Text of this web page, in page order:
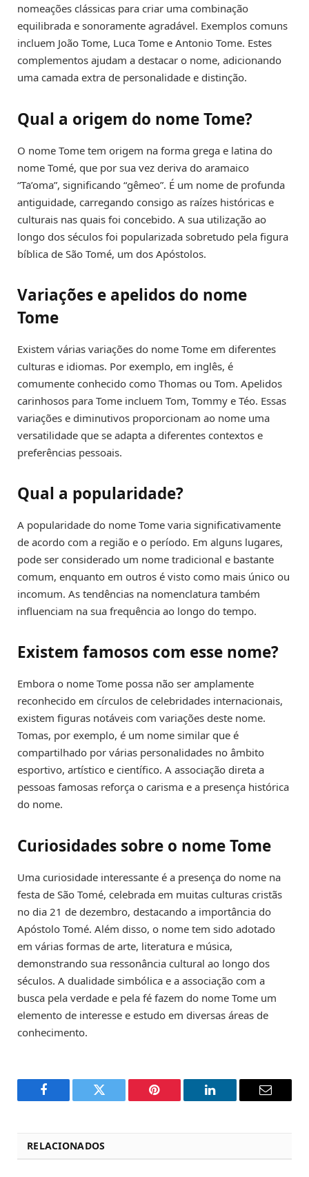
nomeações clássicas para criar uma combinação
equilibrada e sonoramente agradável. Exemplos comuns
incluem João Tome, Luca Tome e Antonio Tome. Estes
complementos ajudam a destacar o nome, adicionando
uma camada extra de personalidade e distinção.
Qual a origem do nome Tome?
O nome Tome tem origem na forma grega e latina do
nome Tomé, que por sua vez deriva do aramaico
“Ta’oma”, significando “gêmeo”. É um nome de profunda
antiguidade, carregando consigo as raízes históricas e
culturais nas quais foi concebido. A sua utilização ao
longo dos séculos foi popularizada sobretudo pela figura
bíblica de São Tomé, um dos Apóstolos.
Variações e apelidos do nome
Tome
Existem várias variações do nome Tome em diferentes
culturas e idiomas. Por exemplo, em inglês, é
comumente conhecido como Thomas ou Tom. Apelidos
carinhosos para Tome incluem Tom, Tommy e Téo. Essas
variações e diminutivos proporcionam ao nome uma
versatilidade que se adapta a diferentes contextos e
preferências pessoais.
Qual a popularidade?
A popularidade do nome Tome varia significativamente
de acordo com a região e o período. Em alguns lugares,
pode ser considerado um nome tradicional e bastante
comum, enquanto em outros é visto como mais único ou
incomum. As tendências na nomenclatura também
influenciam na sua frequência ao longo do tempo.
Existem famosos com esse nome?
Embora o nome Tome possa não ser amplamente
reconhecido em círculos de celebridades internacionais,
existem figuras notáveis ​​com variações deste nome.
Tomas, por exemplo, é um nome similar que é
compartilhado por várias personalidades no âmbito
esportivo, artístico e científico. A associação direta a
pessoas famosas reforça o carisma e a presença histórica
do nome.
Curiosidades sobre o nome Tome
Uma curiosidade interessante é a presença do nome na
festa de São Tomé, celebrada em muitas culturas cristãs
no dia 21 de dezembro, destacando a importância do
Apóstolo Tomé. Além disso, o nome tem sido adotado
em várias formas de arte, literatura e música,
demonstrando sua ressonância cultural ao longo dos
séculos. A dualidade simbólica e a associação com a
busca pela verdade e pela fé fazem do nome Tome um
elemento de interesse e estudo em diversas áreas de
conhecimento.
Facebook Twitter Pinterest LinkedIn Email
RELACIONADOS